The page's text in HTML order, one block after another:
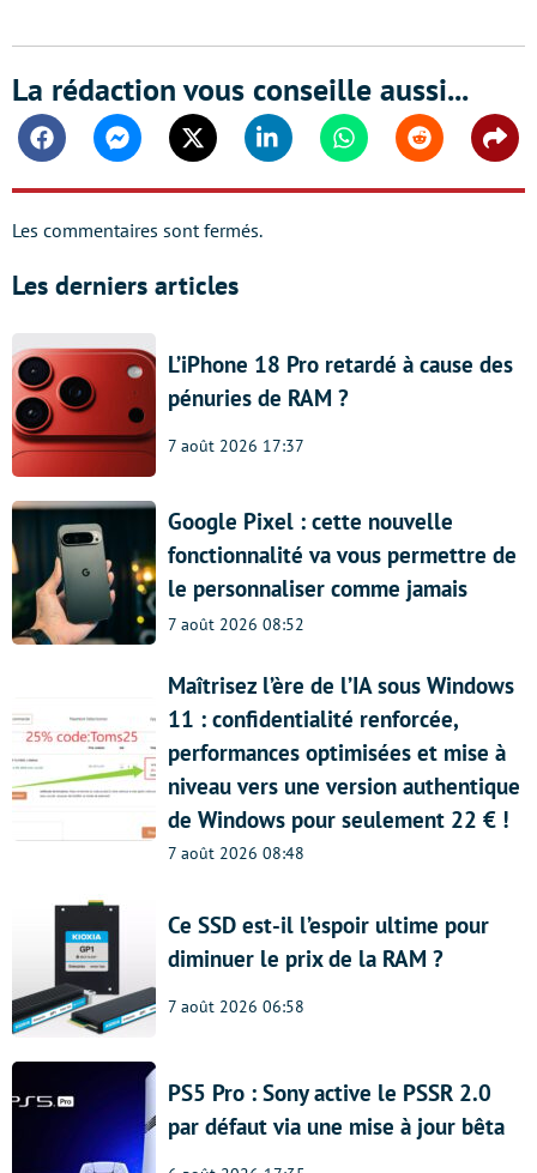
La rédaction vous conseille aussi...
FacebookMessengerTwitter Linkedin WhatsappReddit
Les commentaires sont fermés.
Les derniers articles
L’iPhone 18 Pro retardé à cause des
pénuries de RAM ?
7 août 2026 17:37
Google Pixel : cette nouvelle
fonctionnalité va vous permettre de
le personnaliser comme jamais
7 août 2026 08:52
Maîtrisez l’ère de l’IA sous Windows
11 : confidentialité renforcée,
performances optimisées et mise à
niveau vers une version authentique
de Windows pour seulement 22 € !
7 août 2026 08:48
Ce SSD est-il l’espoir ultime pour
diminuer le prix de la RAM ?
7 août 2026 06:58
PS5 Pro : Sony active le PSSR 2.0
par défaut via une mise à jour bêta